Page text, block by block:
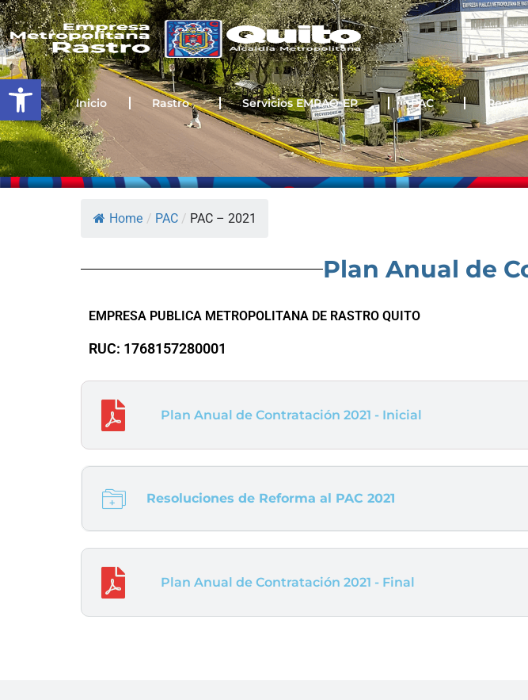
Open toolbar
Ir
al
contenido
Inicio Rastro Servicios EMRAQ-EP PAC
Home / PAC / PAC – 2021
Plan Anual de
EMPRESA PUBLICA METROPOLITANA DE RASTRO QUITO
RUC: 1768157280001
Plan Anual de Contratación 2021 - Inicial
Resoluciones de Reforma al PAC 2021
Plan Anual de Contratación 2021 - Final